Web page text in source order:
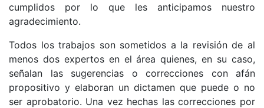
cumplidos por lo que les anticipamos nuestro
agradecimiento.
Todos los trabajos son sometidos a la revisión de al
menos dos expertos en el área quienes, en su caso,
señalan las sugerencias o correcciones con afán
propositivo y elaboran un dictamen que puede o no
ser aprobatorio. Una vez hechas las correcciones por